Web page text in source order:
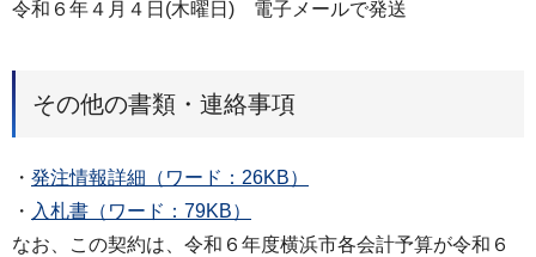
令和６年４月４日(木曜日) 電子メールで発送
その他の書類・連絡事項
・ 発注情報詳細（ワード：26KB）
・ 入札書（ワード：79KB）
なお、この契約は、令和６年度横浜市各会計予算が令和６